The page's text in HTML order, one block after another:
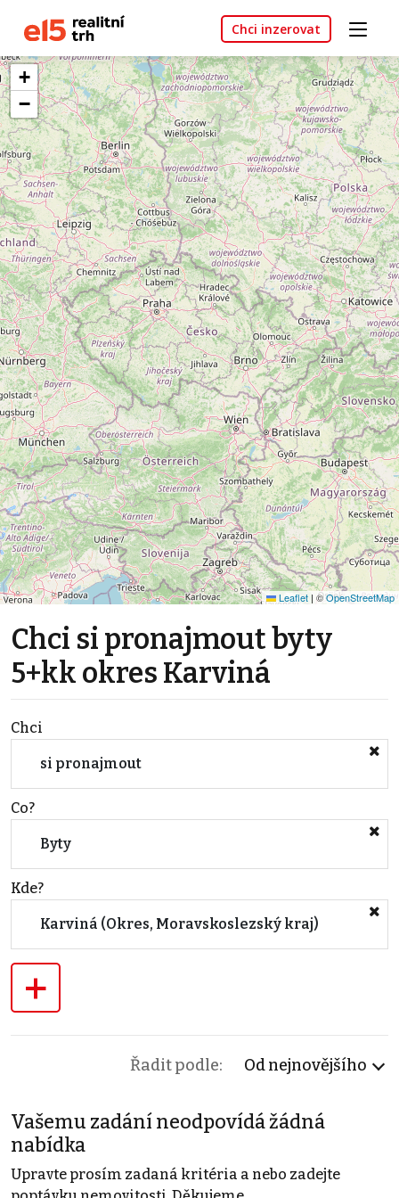
Chci inzerovat
+
−
Leaflet | ©OpenStreetMap
Chci si pronajmout byty
5+kk okres Karviná
Chci
si pronajmout
Co?
Byty
Kde?
Karviná (Okres, Moravskoslezský kraj)
+
Řadit podle: Od nejnovějšího
Vašemu zadání neodpovídá žádná
nabídka
Upravte prosím zadaná kritéria a nebo zadejte